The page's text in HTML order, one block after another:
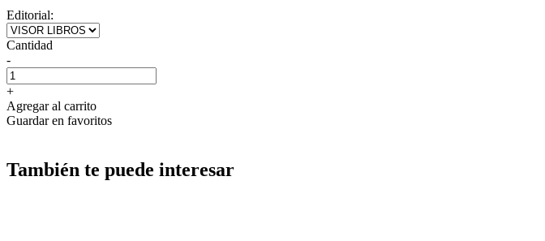
Editorial:
Cantidad
-
+
Agregar al carrito
Guardar en favoritos
También te puede interesar